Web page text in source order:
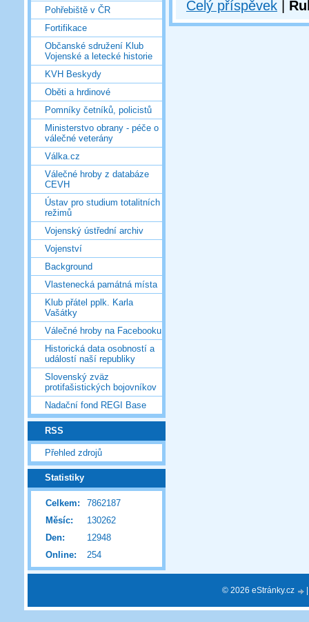
Pohřebiště v ČR
Fortifikace
Občanské sdružení Klub
Vojenské a letecké historie
KVH Beskydy
Oběti a hrdinové
Pomníky četníků, policistů
Ministerstvo obrany - péče o
válečné veterány
Válka.cz
Válečné hroby z databáze
CEVH
Ústav pro studium totalitních
režimů
Vojenský ústřední archiv
Vojenství
Background
Vlastenecká památná místa
Klub přátel pplk. Karla
Vašátky
Válečné hroby na Facebooku
Historická data osobností a
událostí naší republiky
Slovenský zväz
protifašistických bojovníkov
Nadační fond REGI Base
RSS
Přehled zdrojů
Statistiky
Online: 254
Celkem:
7862187
Měsíc:
130262
Den:
12948
Celý příspěvek
© 2026 eStránky.cz